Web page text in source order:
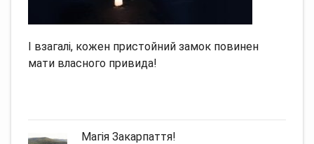
І взагалі, кожен пристойний замок повинен
мати власного привида!
Магія Закарпаття!